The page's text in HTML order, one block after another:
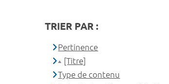
TRIER PAR :
Pertinence
[Titre]
Type de contenu